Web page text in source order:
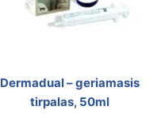
Dermadual – geriamasis
tirpalas, 50ml